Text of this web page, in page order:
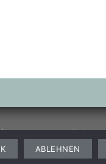
Garten Freizeit
ABLEHNEN